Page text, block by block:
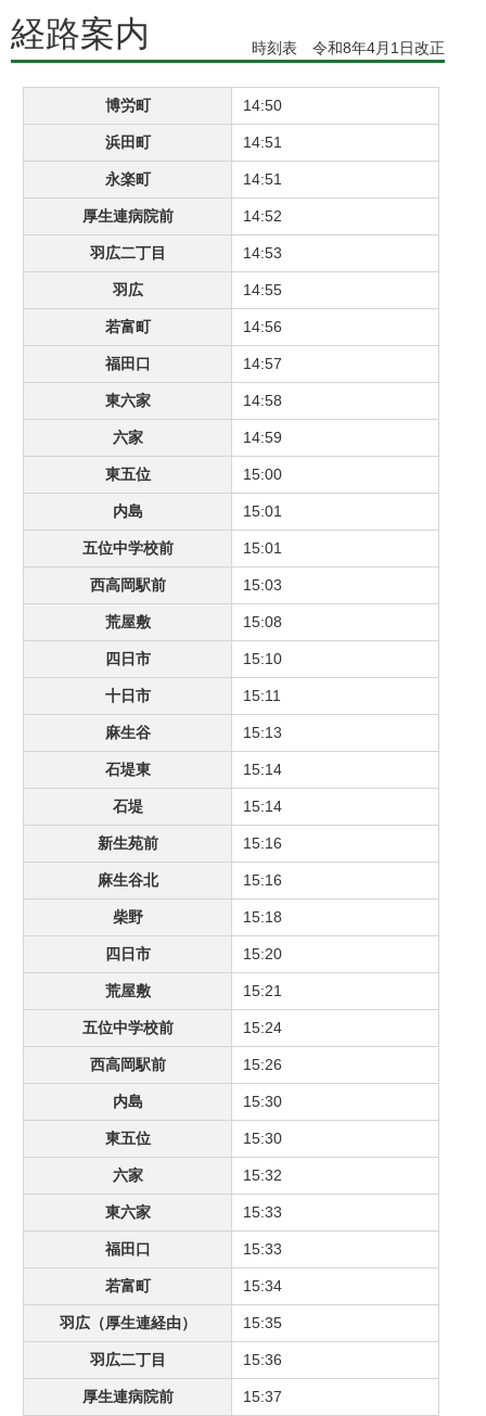
経路案内 時刻表 令和8年4月1日改正
博労町 14:50
浜田町 14:51
永楽町 14:51
厚生連病院前 14:52
羽広二丁目 14:53
羽広 14:55
若富町 14:56
福田口 14:57
東六家 14:58
六家 14:59
東五位 15:00
内島 15:01
五位中学校前 15:01
西高岡駅前 15:03
荒屋敷 15:08
四日市 15:10
十日市 15:11
麻生谷 15:13
石堤東 15:14
石堤 15:14
新生苑前 15:16
麻生谷北 15:16
柴野 15:18
四日市 15:20
荒屋敷 15:21
五位中学校前 15:24
西高岡駅前 15:26
内島 15:30
東五位 15:30
六家 15:32
東六家 15:33
福田口 15:33
若富町 15:34
羽広（厚生連経由） 15:35
羽広二丁目 15:36
厚生連病院前 15:37